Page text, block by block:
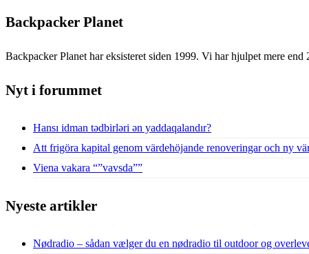
Backpacker Planet
Backpacker Planet har eksisteret siden 1999. Vi har hjulpet mere end
Nyt i forummet
Hansı idman tədbirləri ən yaddaqalandır?
Att frigöra kapital genom värdehöjande renoveringar och ny
Viena vakara “”vavsda””
Nyeste artikler
Nødradio – sådan vælger du en nødradio til outdoor og